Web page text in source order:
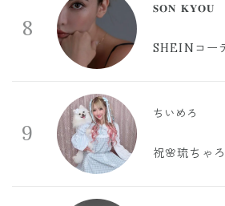
8
𝐒𝐎𝐍 𝐊𝐘𝐎𝐔
SHEINコー
9
ちいめろ
祝🌸琉ちゃろ